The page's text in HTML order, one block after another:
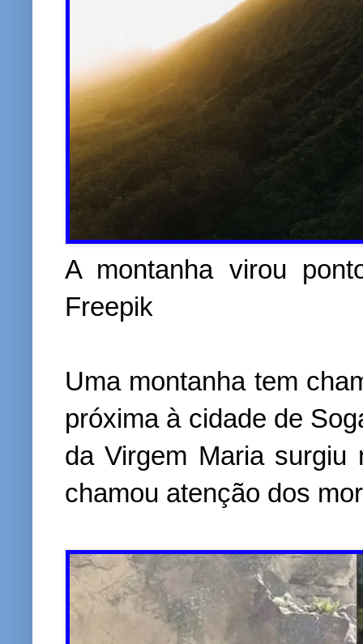
A montanha virou
Freepik
Uma montanha tem
próxima à cidade de
da Virgem Maria surgiu
chamou atenção dos